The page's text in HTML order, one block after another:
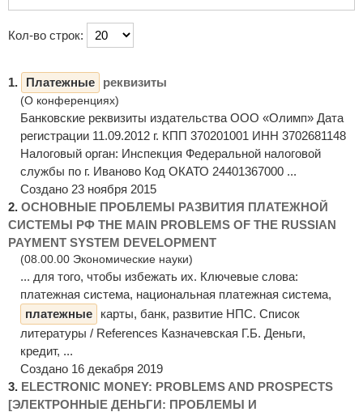
Кол-во строк:
1. Платежные реквизиты
(О конференциях)
Банковские реквизиты издательства ООО «Олимп» Дата
регистрации 11.09.2012 г. КПП 370201001 ИНН 3702681148
Налоговый орган: Инспекция Федеральной налоговой
службы по г. Иваново Код ОКАТО 24401367000 ...
Создано 23 ноября 2015
2. ОСНОВНЫЕ ПРОБЛЕМЫ РАЗВИТИЯ ПЛАТЕЖНОЙ
СИСТЕМЫ РФ THE MAIN PROBLEMS OF THE RUSSIAN
PAYMENT SYSTEM DEVELOPMENT
(08.00.00 Экономические науки)
... для того, чтобы избежать их. Ключевые слова:
платежная система, национальная платежная система,
платежные
карты, банк, развитие НПС. Список
литературы / References Казначевская Г.Б. Деньги,
кредит, ...
Создано 16 декабря 2019
3. ELECTRONIC MONEY: PROBLEMS AND PROSPECTS
[ЭЛЕКТРОННЫЕ ДЕНЬГИ: ПРОБЛЕМЫ И